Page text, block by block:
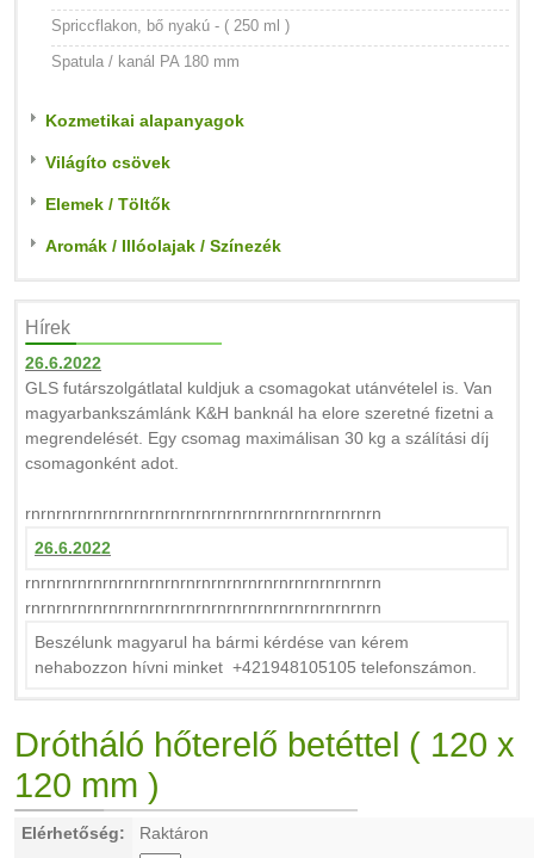
Spriccflakon, bő nyakú - ( 250 ml )
Spatula / kanál PA 180 mm
Kozmetikai alapanyagok
Világíto csövek
Elemek / Töltők
Aromák / Illóolajak / Színezék
Hírek
26.6.2022
GLS futárszolgátlatal kuldjuk a csomagokat utánvételel is. Van
magyarbankszámlánk K&H banknál ha elore szeretné fizetni a
megrendelését. Egy csomag maximálisan 30 kg a szálítási díj
csomagonként adot.
rnrnrnrnrnrnrnrnrnrnrnrnrnrnrnrnrnrnrnrnrnrnrn
26.6.2022
rnrnrnrnrnrnrnrnrnrnrnrnrnrnrnrnrnrnrnrnrnrnrn
rnrnrnrnrnrnrnrnrnrnrnrnrnrnrnrnrnrnrnrnrnrnrn
Beszélunk magyarul ha bármi kérdése van kérem
nehabozzon hívni minket +421948105105 telefonszámon.
Drótháló hőterelő betéttel ( 120 x
120 mm )
Elérhetőség: Raktáron